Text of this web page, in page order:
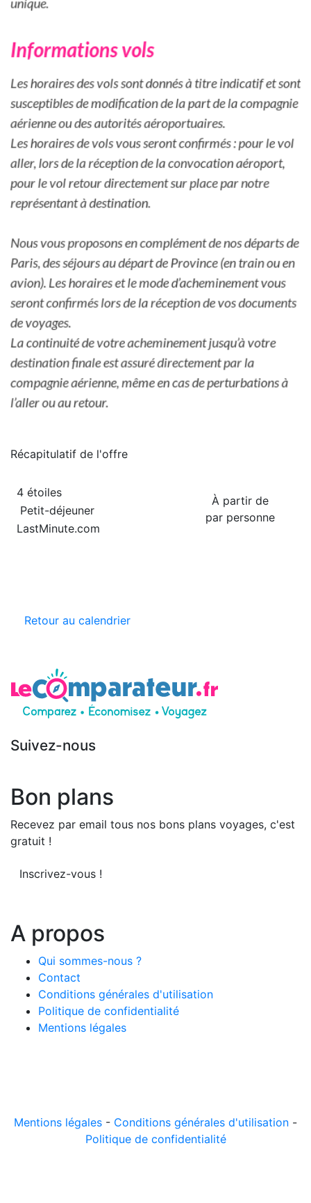
Récapitulatif de l'offre
À partir de
par personne
4 étoiles
Petit-déjeuner
LastMinute.com
Retour au calendrier
Suivez-nous
Bon plans
Recevez par email tous nos bons plans voyages, c'est
gratuit !
Inscrivez-vous !
A propos
Qui sommes-nous ?
Contact
Conditions générales d'utilisation
Politique de confidentialité
Mentions légales
Mentions légales - Conditions générales d'utilisation -
Politique de confidentialité